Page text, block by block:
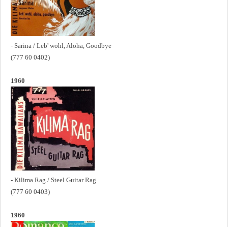
- Sarina / Leb' wohl, Aloha, Goodbye
(777 60 0402)
1960
- Kilima Rag / Steel Guitar Rag
(777 60 0403)
1960